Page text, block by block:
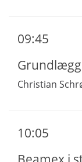
09:45
Christian
10:05